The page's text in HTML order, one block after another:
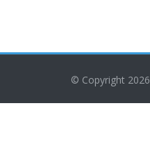
© Copyright 2026